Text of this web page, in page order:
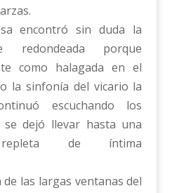
encontró sin duda la
redondeada porque
como halagada en el
la sinfonía del vicario la
escuchando los
se dejó llevar hasta una
repleta de íntima
las largas ventanas del